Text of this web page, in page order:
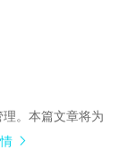
。本篇文章将为